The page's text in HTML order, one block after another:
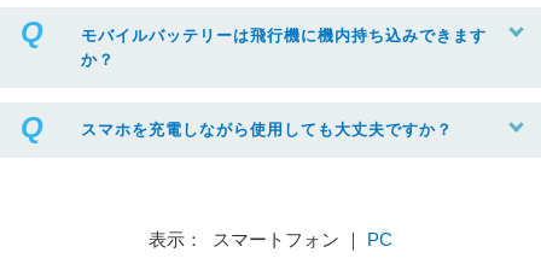
モバイルバッテリーは飛行機に機内持ち込みできます
か？
スマホを充電しながら使用しても大丈夫ですか？
表示： スマートフォン ｜ PC